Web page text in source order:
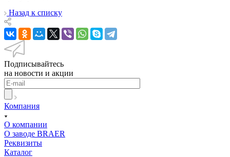
Назад к списку
Подписывайтесь
на новости и акции
Компания
О компании
О заводе BRAER
Реквизиты
Каталог